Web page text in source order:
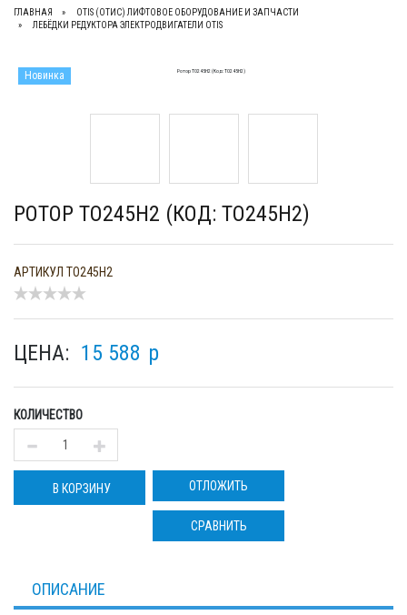
ГЛАВНАЯ
OTIS (ОТИС) ЛИФТОВОЕ ОБОРУДОВАНИЕ И ЗАПЧАСТИ
ЛЕБЁДКИ РЕДУКТОРА ЭЛЕКТРОДВИГАТЕЛИ OTIS
Новинка
РОТОР TO245H2 (КОД: TO245H2)
АРТИКУЛ TO245H2
ЦЕНА: 15 588 p
КОЛИЧЕСТВО
В КОРЗИНУ ОТЛОЖИТЬ
СРАВНИТЬ
ОПИСАНИЕ